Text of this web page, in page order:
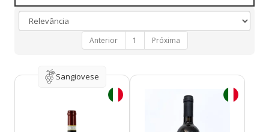
UVAS
VINÍCOLA
Anterior 1 Próxima
Sangiovese